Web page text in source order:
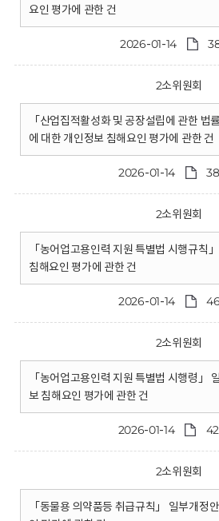
요인 평가에 관한 건
2026-01-14
2소위원회
「산업집적활성화 및 공장설립에 관한 법
에 대한 개인정보 침해요인 평가에 관한 건
2026-01-14
2소위원회
「농어업고용인력 지원 특별법 시행규칙
침해요인 평가에 관한 건
2026-01-14
2소위원회
「농어업고용인력 지원 특별법 시행령」
보 침해요인 평가에 관한 건
2026-01-14
2소위원회
「동물용 의약품등 취급규칙」 일부개정